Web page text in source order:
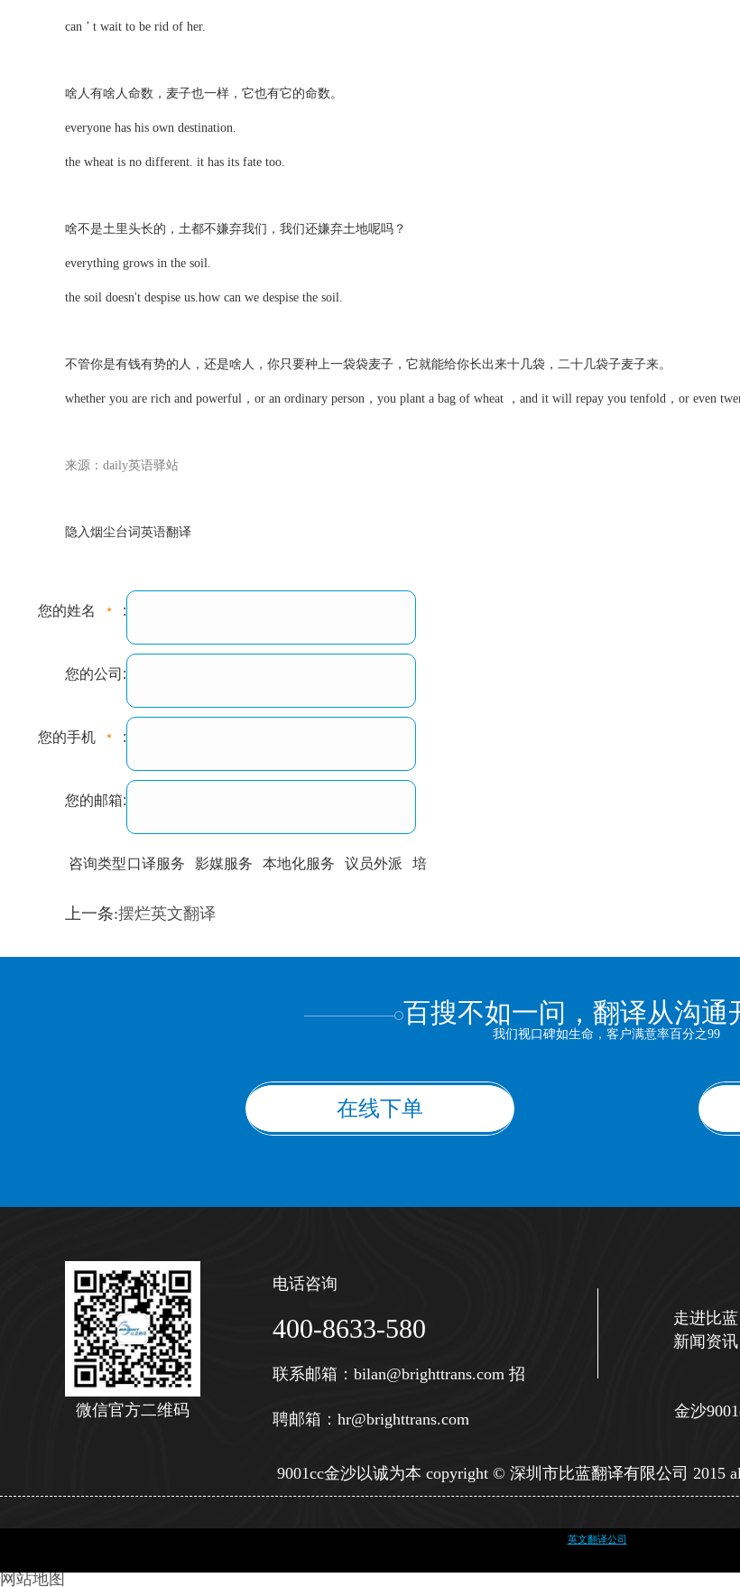
can ’ t wait to be rid of her.
啥人有啥人命数，麦子也一样，它也有它的命数。
everyone has his own destination.
the wheat is no different. it has its fate too.
啥不是土里头长的，土都不嫌弃我们，我们还嫌弃土地呢吗？
everything grows in the soil.
the soil doesn't despise us.how can we despise the soil.
不管你是有钱有势的人，还是啥人，你只要种上一袋袋麦子，它就能给你长出来十几袋，二十几袋子麦子来。
whether you are rich and powerful，or an ordinary person，you plant a bag of wheat ，and it will repay you tenfold，or even
来源：daily英语驿站
隐入烟尘台词英语翻译
您的姓名 :
您的公司:
您的手机 :
您的邮箱:
咨询类型口译服务 影媒服务 本地化服务 议员外派 培
训翻译 标准级
上一条:摆烂英文翻译
百搜不如一问，翻译从沟通
我们视口碑如生命，客户满意率百分之99
在线下单
微信官方二维码
电话咨询
400-8633-580
联系邮箱： bilan@brighttrans.com 招
聘邮箱： hr@brighttrans.com
走进比蓝
新闻资讯
金沙
9001cc金沙以诚为本 copyright © 深圳市比蓝翻译有限公司 2015
英文翻译公司
网站地图